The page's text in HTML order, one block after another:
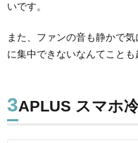
いです。
また、ファンの音も静かで
に集中できないなんてことも
3APLUS スマホ